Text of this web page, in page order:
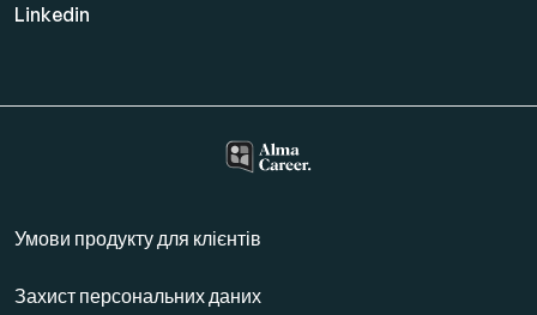
Linkedin
Умови продукту для клієнтів
Захист персональних даних